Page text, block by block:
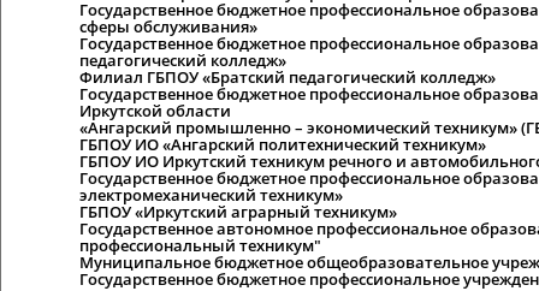
Государственное бюджетное профессиональное
сферы обслуживания»
Государственное бюджетное профессиональное
педагогический колледж»
Филиал ГБПОУ «Братский педагогический колледж»
Государственное бюджетное профессиональное
Иркутской области
«Ангарский промышленно – экономический техникум»
ГБПОУ ИО «Ангарский политехнический техникум»
ГБПОУ ИО Иркутский техникум речного и
Государственное бюджетное профессиональное
электромеханический техникум»
ГБПОУ «Иркутский аграрный техникум»
Государственное автономное профессиональное
профессиональный техникум"
Муниципальное бюджетное общеобразовательное
Государственное бюджетное профессиональное